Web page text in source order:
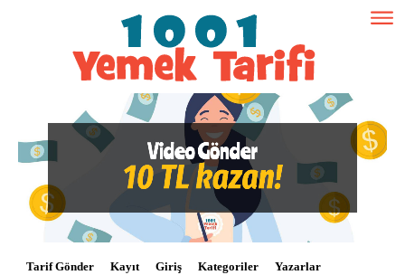
Tarif Gönder Kayıt Giriş Kategoriler Yazarlar